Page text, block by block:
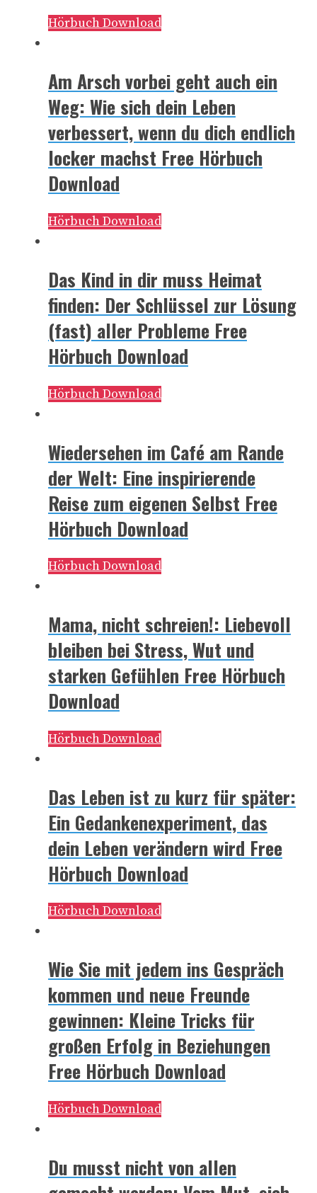
Hörbuch Download
Am Arsch vorbei geht auch ein
Weg: Wie sich dein Leben
verbessert, wenn du dich endlich
locker machst Free Hörbuch
Download
Hörbuch Download
Das Kind in dir muss Heimat
finden: Der Schlüssel zur Lösung
(fast) aller Probleme Free
Hörbuch Download
Hörbuch Download
Wiedersehen im Café am Rande
der Welt: Eine inspirierende
Reise zum eigenen Selbst Free
Hörbuch Download
Hörbuch Download
Mama, nicht schreien!: Liebevoll
bleiben bei Stress, Wut und
starken Gefühlen Free Hörbuch
Download
Hörbuch Download
Das Leben ist zu kurz für später:
Ein Gedankenexperiment, das
dein Leben verändern wird Free
Hörbuch Download
Hörbuch Download
Wie Sie mit jedem ins Gespräch
kommen und neue Freunde
gewinnen: Kleine Tricks für
großen Erfolg in Beziehungen
Free Hörbuch Download
Hörbuch Download
Du musst nicht von allen